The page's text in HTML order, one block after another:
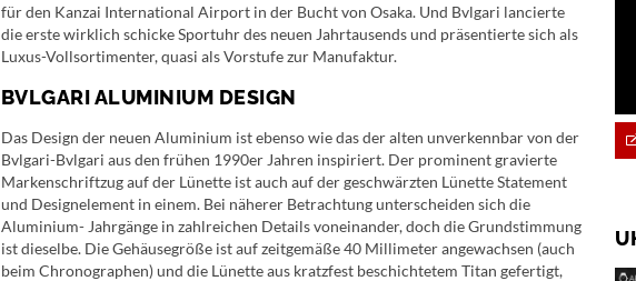
für den Kanzai International Airport in der Bucht von Osaka. Und Bvlgari lancierte
die erste wirklich schicke Sportuhr des neuen Jahrtausends und präsentierte sich als
Luxus-Vollsortimenter, quasi als Vorstufe zur Manufaktur.
BVLGARI ALUMINIUM DESIGN
Das Design der neuen Aluminium ist ebenso wie das der alten unverkennbar von der
Bvlgari-Bvlgari aus den frühen 1990er Jahren inspiriert. Der prominent gravierte
Markenschriftzug auf der Lünette ist auch auf der geschwärzten Lünette Statement
und Designelement in einem. Bei näherer Betrachtung unterscheiden sich die
Aluminium- Jahrgänge in zahlreichen Details voneinander, doch die Grundstimmung
ist dieselbe. Die Gehäusegröße ist auf zeitgemäße 40 Millimeter angewachsen (auch
beim Chronographen) und die Lünette aus kratzfest beschichtetem Titan gefertigt,